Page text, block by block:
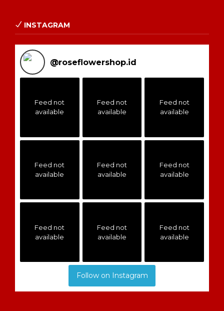
INSTAGRAM
@roseflowershop.id
Feed not
available
Feed not
available
Feed not
available
Feed not
available
Feed not
available
Feed not
available
Feed not
available
Feed not
available
Feed not
available
Follow on Instagram